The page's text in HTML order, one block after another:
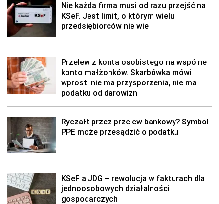
Nie każda firma musi od razu przejść na
KSeF. Jest limit, o którym wielu
przedsiębiorców nie wie
Przelew z konta osobistego na wspólne
konto małżonków. Skarbówka mówi
wprost: nie ma przysporzenia, nie ma
podatku od darowizn
Ryczałt przez przelew bankowy? Symbol
PPE może przesądzić o podatku
KSeF a JDG – rewolucja w fakturach dla
jednoosobowych działalności
gospodarczych